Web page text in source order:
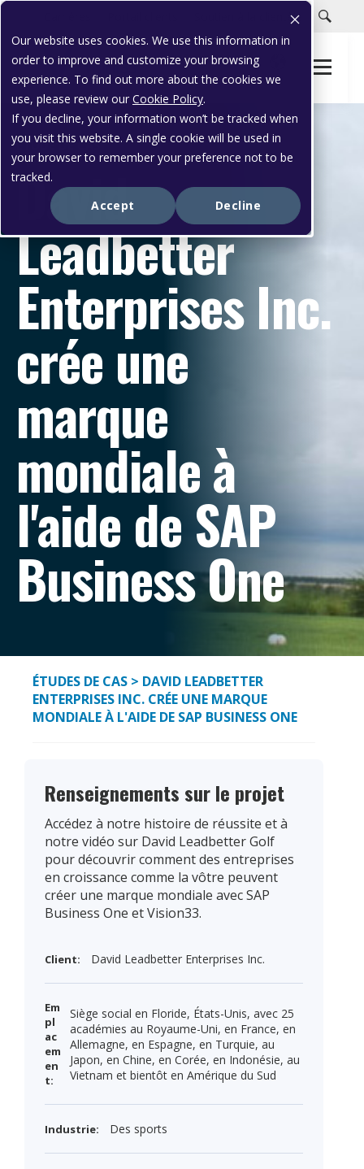
Our website uses cookies. We use this information in
order to improve and customize your browsing
experience. To find out more about the cookies we
use, please review our Cookie Policy.
If you decline, your information won’t be tracked when
you visit this website. A single cookie will be used in
your browser to remember your preference not to be
tracked.
Accept
Decline
Soutien à la clientèle
ÉTUDE DE CAS
David
Leadbetter
Enterprises Inc.
crée une
marque
mondiale à
l'aide de SAP
Business One
ÉTUDES DE CAS > DAVID LEADBETTER
ENTERPRISES INC. CRÉE UNE MARQUE
MONDIALE À L'AIDE DE SAP BUSINESS ONE
Renseignements sur le projet
Accédez à notre histoire de réussite et à
notre vidéo sur David Leadbetter Golf
pour découvrir comment des entreprises
en croissance comme la vôtre peuvent
créer une marque mondiale avec SAP
Business One et Vision33.
Client: David Leadbetter Enterprises Inc.
Em
pl
ac
em
en
t:
Siège social en Floride, États-Unis, avec 25
académies au Royaume-Uni, en France, en
Allemagne, en Espagne, en Turquie, au
Japon, en Chine, en Corée, en Indonésie, au
Vietnam et bientôt en Amérique du Sud
Industrie: Des sports